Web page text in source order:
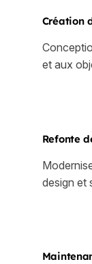
Création
et aux
Refonte
design et